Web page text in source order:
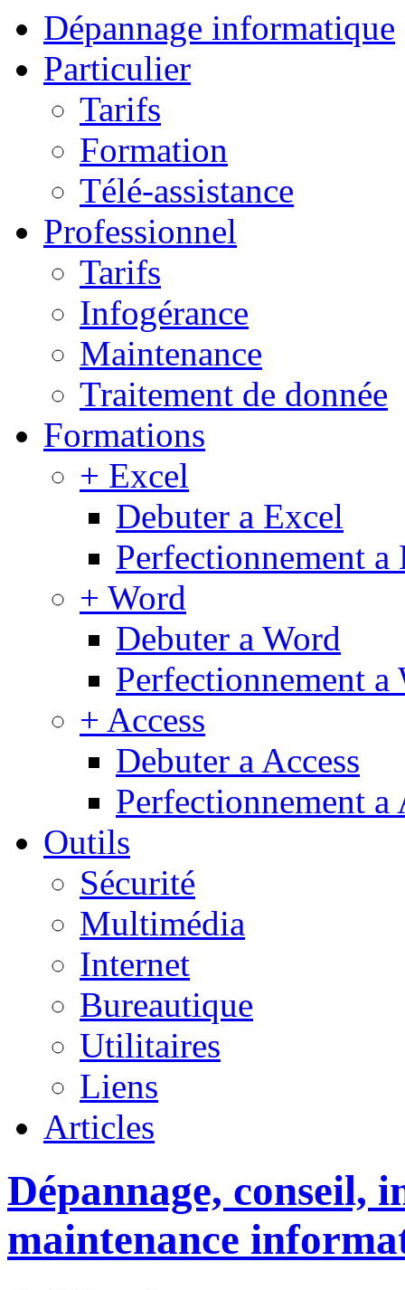
Dépannage informatique
Particulier
Tarifs
Formation
Télé-assistance
Professionnel
Tarifs
Infogérance
Maintenance
Traitement de donnée
Formations
+ Excel
Debuter a Excel
Perfectionnement a
+ Word
Debuter a Word
Perfectionnement a
+ Access
Debuter a Access
Perfectionnement a
Outils
Sécurité
Multimédia
Internet
Bureautique
Utilitaires
Liens
Articles
Dépannage, conseil,
maintenance